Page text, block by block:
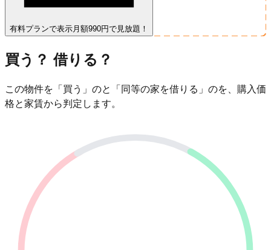
有料プランで表示 月額990円で見放題！
買う？ 借りる？
この物件を「買う」のと「同等の家を借りる」のを、購入価
格と家賃から判定します。